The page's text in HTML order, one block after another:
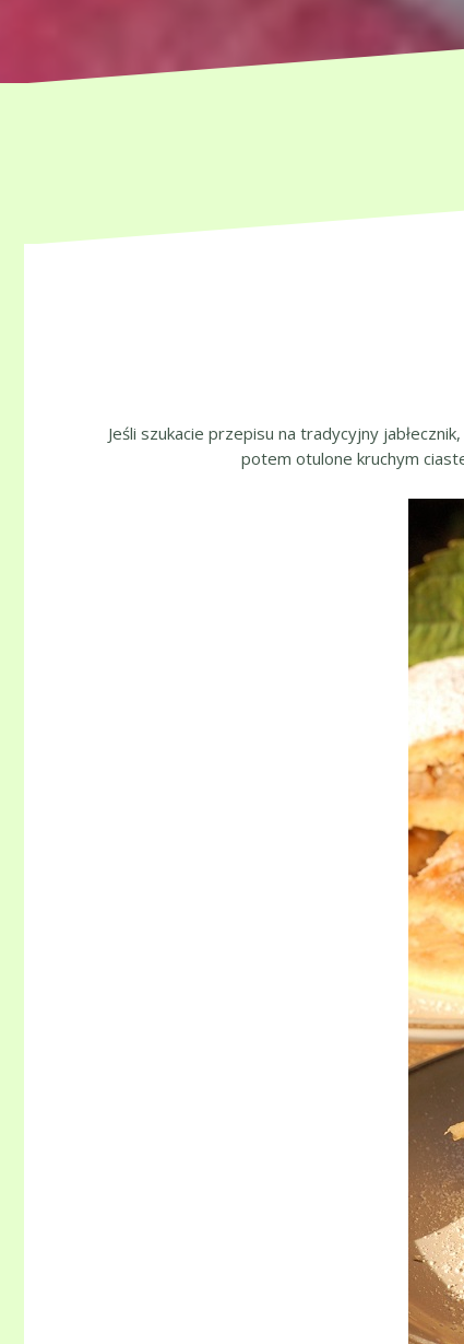
Jeśli szukacie przepisu na tradycyjny
potem otulone kruchym